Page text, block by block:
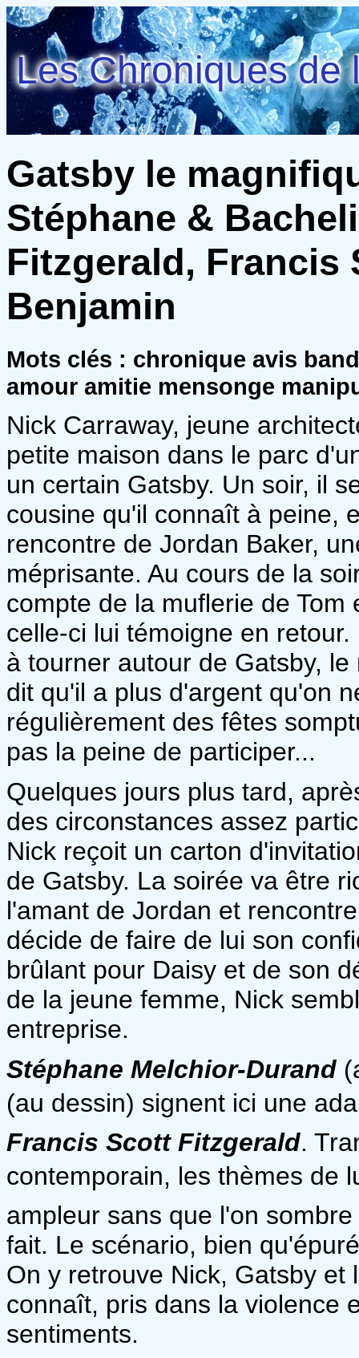
Les Chroniques de
Gatsby le
Stéphane &
Fitzgerald, Francis
Benjamin
Mots clés : chronique avis
amour amitie mensonge
Nick Carraway, jeune
petite maison dans le parc
un certain Gatsby. Un soir, il
cousine qu'il connaît à peine,
rencontre de Jordan Baker,
méprisante. Au cours de la
compte de la muflerie de
celle-ci lui témoigne en
à tourner autour de Gatsby,
dit qu'il a plus d'argent qu'on
régulièrement des fêtes
pas la peine de participer...
Quelques jours plus tard,
des circonstances assez
Nick reçoit un carton
de Gatsby. La soirée va être
l'amant de Jordan et
décide de faire de lui son
brûlant pour Daisy et de son
de la jeune femme, Nick
entreprise.
Stéphane Melchior-Durand
(au dessin) signent ici une
Francis Scott Fitzgerald.
contemporain, les thèmes de
ampleur sans que l'on
fait. Le scénario, bien
On y retrouve Nick, Gatsby
connaît, pris dans la violence
sentiments.